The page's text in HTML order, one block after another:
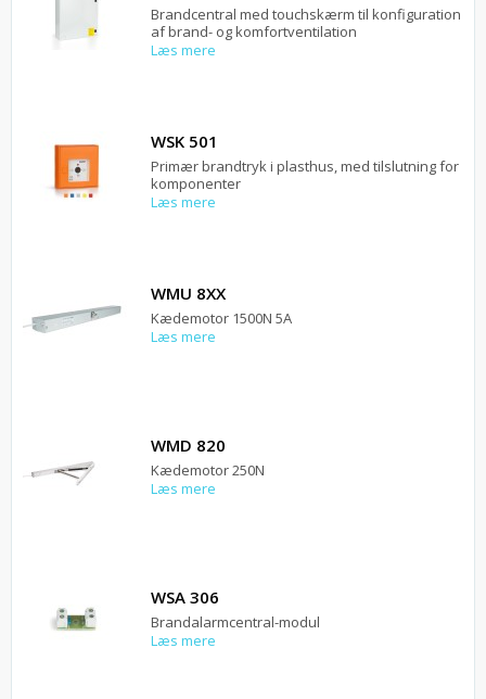
Brandcentral med touchskærm til konfiguration
af brand- og komfortventilation
Læs mere
WSK 501
Primær brandtryk i plasthus, med tilslutning for
komponenter
Læs mere
WMU 8XX
Kædemotor 1500N 5A
Læs mere
WMD 820
Kædemotor 250N
Læs mere
WSA 306
Brandalarmcentral-modul
Læs mere